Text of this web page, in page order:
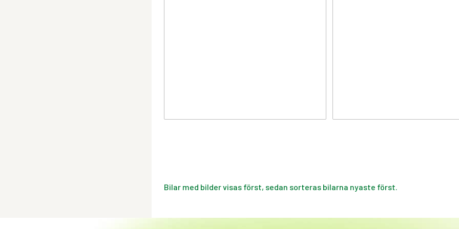
Bilar med bilder visas först, sedan sorteras bilarna nyaste först.